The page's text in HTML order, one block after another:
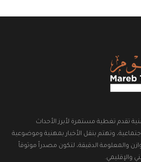
تقدم تغطية مستمرة لأبرز الأحداث
وتهتم بنقل الأخبار بمهنية وموضوعية
والمعلومة الدقيقة، لتكون مصدراً موثوقاً
والإقليمي.